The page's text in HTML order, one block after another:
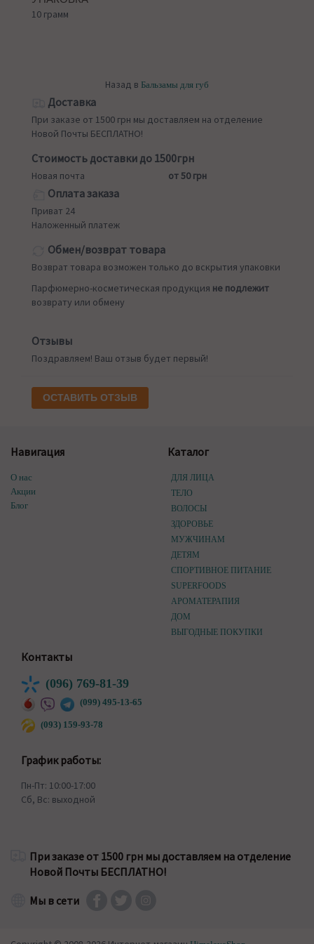
10 грамм
Назад в Бальзамы для губ
Доставка
При заказе от 1500 грн мы доставляем на отделение
Новой Почты БЕСПЛАТНО!
Стоимость доставки до 1500грн
Новая почта от 50 грн
Оплата заказа
Приват 24
Наложенный платеж
Обмен/возврат товара
Возврат товара возможен только до вскрытия упаковки
Парфюмерно-косметическая продукция не подлежит
возврату или обмену
Отзывы
Поздравляем! Ваш отзыв будет первый!
ОСТАВИТЬ ОТЗЫВ
Навигация
О нас
Акции
Блог
Каталог
ДЛЯ ЛИЦА
ТЕЛО
ВОЛОСЫ
ЗДОРОВЬЕ
МУЖЧИНАМ
ДЕТЯМ
СПОРТИВНОЕ ПИТАНИЕ
SUPERFOODS
АРОМАТЕРАПИЯ
ДОМ
ВЫГОДНЫЕ ПОКУПКИ
Контакты
(096) 769-81-39
(099) 495-13-65
(093) 159-93-78
График работы:
Пн-Пт: 10:00-17:00
Сб, Вс: выходной
При заказе от 1500 грн мы доставляем на отделение
Новой Почты БЕСПЛАТНО!
Мы в сети